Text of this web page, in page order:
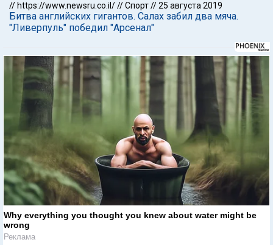
// https://www.newsru.co.il///Спорт//25 августа 2019
Битва английских гигантов. Салах забил два мяча.
"Ливерпуль" победил "Арсенал"
Why everything you thought you knew about water might be
wrong
Реклама